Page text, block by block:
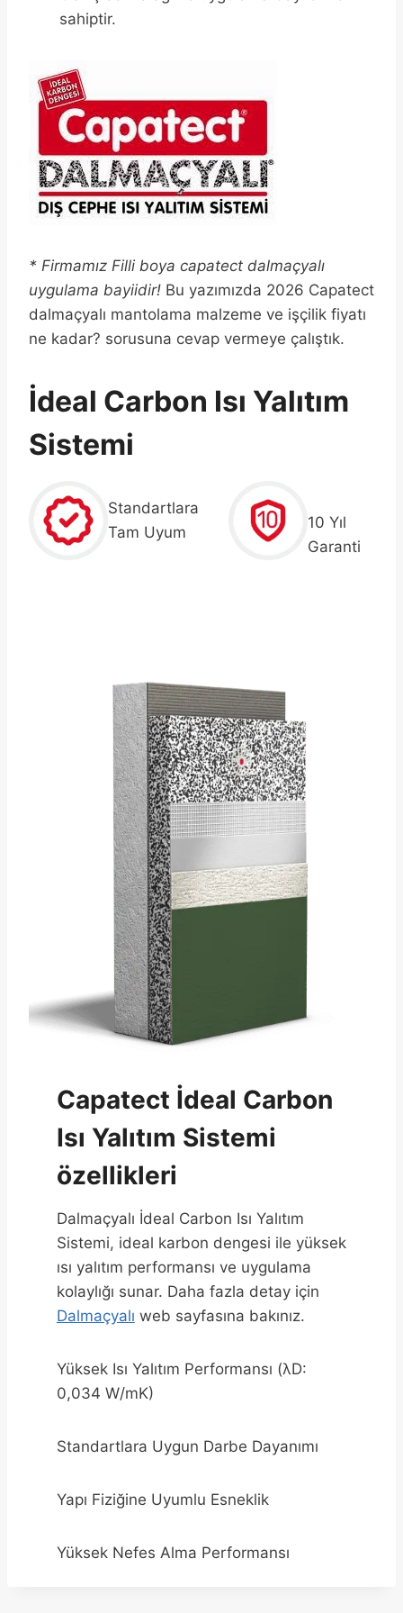
sahiptir.
* Firmamız Filli boya capatect dalmaçyalı
uygulama bayiidir! Bu yazımızda 2026 Capatect
dalmaçyalı mantolama malzeme ve işçilik fiyatı
ne kadar? sorusuna cevap vermeye çalıştık.
İdeal Carbon Isı Yalıtım
Sistemi
Standartlara
Tam Uyum
10 Yıl
Garanti
Capatect İdeal Carbon
Isı Yalıtım Sistemi
özellikleri
Dalmaçyalı İdeal Carbon Isı Yalıtım
Sistemi, ideal karbon dengesi ile yüksek
ısı yalıtım performansı ve uygulama
kolaylığı sunar. Daha fazla detay için
Dalmaçyalı web sayfasına bakınız.
Yüksek Isı Yalıtım Performansı (λD:
0,034 W/mK)
Standartlara Uygun Darbe Dayanımı
Yapı Fiziğine Uyumlu Esneklik
Yüksek Nefes Alma Performansı